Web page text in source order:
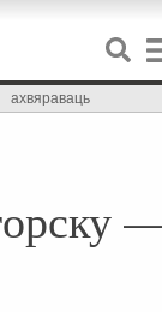
ахвяраваць